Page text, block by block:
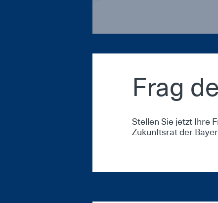
Frag
Stellen Sie jetzt Ihre
Zukunftsrat der